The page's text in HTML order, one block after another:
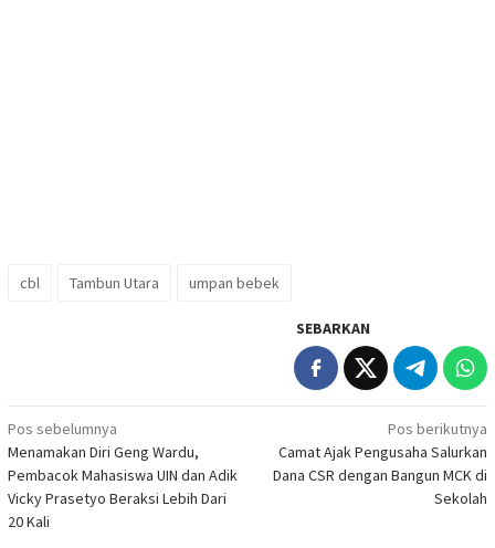
cbl Tambun Utara umpan bebek
SEBARKAN
Navigasi
pos
Pos sebelumnya
Menamakan Diri Geng Wardu,
Pembacok Mahasiswa UIN dan Adik
Vicky Prasetyo Beraksi Lebih Dari
20 Kali
Pos berikutnya
Camat Ajak Pengusaha Salurkan
Dana CSR dengan Bangun MCK di
Sekolah